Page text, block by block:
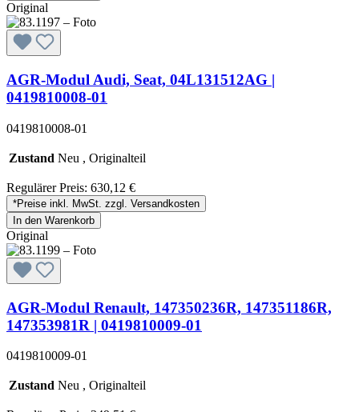
Original
AGR-Modul Audi, Seat, 04L131512AG |
0419810008-01
0419810008-01
Zustand Neu , Originalteil
Regulärer Preis: 630,12 €
*Preise inkl. MwSt. zzgl. Versandkosten
In den Warenkorb
Original
AGR-Modul Renault, 147350236R, 147351186R,
147353981R | 0419810009-01
0419810009-01
Zustand Neu , Originalteil